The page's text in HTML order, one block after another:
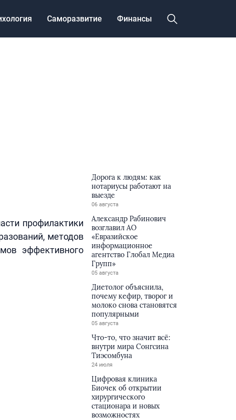
Саморазвитие Финансы
профилактики
методов
эффективного
Дорога к людям: как
нотариусы работают на
выезде
06 августа
Александр Рабинович
возглавил АО
«Евразийское
информационное
агентство Глобал Медиа
Групп»
05 августа
Диетолог объяснила,
почему кефир, творог и
молоко снова становятся
популярными
05 августа
Что-то, что значит всё:
внутри мира Сонгсина
Тиэсомбуна
24 июля
Цифровая клиника
Биочек об открытии
хирургического
стационара и новых
возможностях